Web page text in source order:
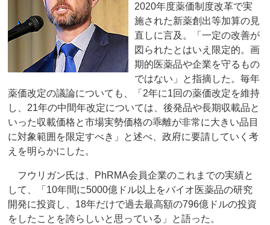
2020年度薬価制度改革で実
施された新薬創出等加算の見
直しに言及。「一定の改善が
図られたとはいえ限定的。画
期的医薬品や企業を守るもの
ではない」と指摘した。毎年
薬価改定の議論についても、「2年に1回の薬価改定を維持
し、21年の中間年改定については、後発品や長期収載品と
いった収載価格と市場実勢価格の乖離が非常に大きい品目
に対象範囲を限定すべき」と述べ、政府に要請していく考
えを明らかにした。
フウリガン氏は、PhRMA会員企業のこれまでの実績と
して、「10年間に5000億ドル以上をバイオ医薬品の研究
開発に投資し、18年だけで過去最高額の796億ドルの投資
をしたことを誇らしいと思っている」と語った。